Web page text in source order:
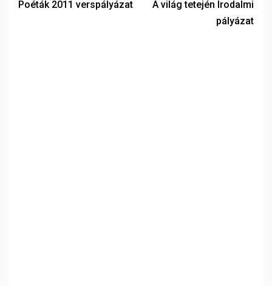
Poéták 2011 verspályázat
A világ tetején Irodalmi
pályázat